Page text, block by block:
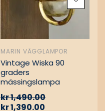
MARIN VÄGGLAMPOR
Vintage Wiska 90
graders
mässingslampa
kr1,490.00
kr1,390.00